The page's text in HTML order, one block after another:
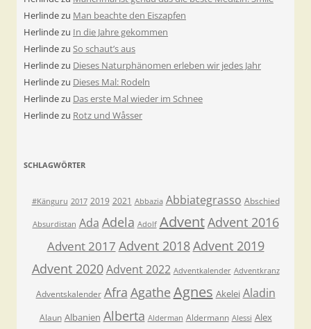
Herlindezu Man beachte den Eiszapfen
Herlindezu In die Jahre gekommen
Herlindezu So schaut’s aus
Herlindezu Dieses Naturphänomen erleben wir jedes Jahr
Herlindezu Dieses Mal: Rodeln
Herlindezu Das erste Mal wieder im Schnee
Herlindezu Rotz und Wåsser
SCHLAGWÖRTER
#Känguru 2017 2019 2021 Abbazia Abbiategrasso Abschied
Absurdistan Ada Adela Adolf AdventAdvent 2016
Advent 2017 Advent 2018Advent 2019
Advent 2020 Advent 2022 Adventkalender Adventkranz
Adventskalender Afra Agathe Agnes Akelei Aladin
Alaun Albanien Alberta Alderman Aldermann Alessi Alex